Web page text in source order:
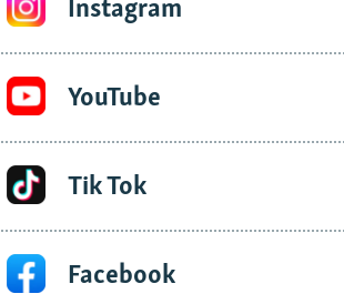
Instagram
YouTube
Tik Tok
Facebook